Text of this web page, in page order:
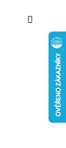
Blog
košík